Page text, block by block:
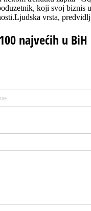
koji svoj
vrsta,
najvećih u
upis)